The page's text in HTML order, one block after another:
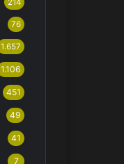
214
76
1.657
1.106
451
49
41
7